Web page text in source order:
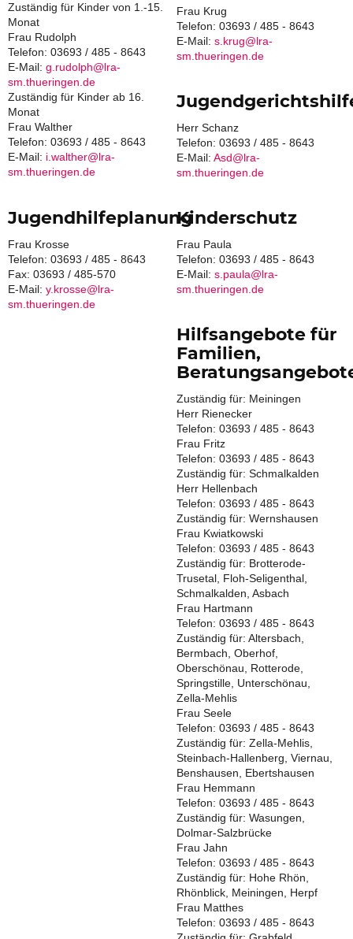
Zuständig für Kinder von 1.-15.
Monat
Frau Rudolph
Telefon: 03693 / 485 - 8643
E-Mail: g.rudolph@lra-
sm.thueringen.de
Zuständig für Kinder ab 16.
Monat
Frau Walther
Telefon: 03693 / 485 - 8643
E-Mail: i.walther@lra-
sm.thueringen.de
Frau Krug
Telefon: 03693 / 485 - 8643
E-Mail: s.krug@lra-
sm.thueringen.de
Herr Schanz
Telefon: 03693 / 485 - 8643
E-Mail: Asd@lra-
sm.thueringen.de
Jugendhilfeplanung
Frau Krosse
Telefon: 03693 / 485 - 8643
Fax: 03693 / 485-570
E-Mail: y.krosse@lra-
sm.thueringen.de
Kinderschutz
Frau Paula
Telefon: 03693 / 485 - 8643
E-Mail: s.paula@lra-
sm.thueringen.de
Hilfsangebote für
Familien,
Zuständig für: Meiningen
Herr Rienecker
Telefon: 03693 / 485 - 8643
Frau Fritz
Telefon: 03693 / 485 - 8643
Zuständig für: Schmalkalden
Herr Hellenbach
Telefon: 03693 / 485 - 8643
Zuständig für: Wernshausen
Frau Kwiatkowski
Telefon: 03693 / 485 - 8643
Zuständig für: Brotterode-
Trusetal, Floh-Seligenthal,
Schmalkalden, Asbach
Frau Hartmann
Telefon: 03693 / 485 - 8643
Zuständig für: Altersbach,
Bermbach, Oberhof,
Oberschönau, Rotterode,
Springstille, Unterschönau,
Zella-Mehlis
Frau Seele
Telefon: 03693 / 485 - 8643
Zuständig für: Zella-Mehlis,
Steinbach-Hallenberg, Viernau,
Benshausen, Ebertshausen
Frau Hemmann
Telefon: 03693 / 485 - 8643
Zuständig für: Wasungen,
Dolmar-Salzbrücke
Frau Jahn
Telefon: 03693 / 485 - 8643
Zuständig für: Hohe Rhön,
Rhönblick, Meiningen, Herpf
Frau Matthes
Telefon: 03693 / 485 - 8643